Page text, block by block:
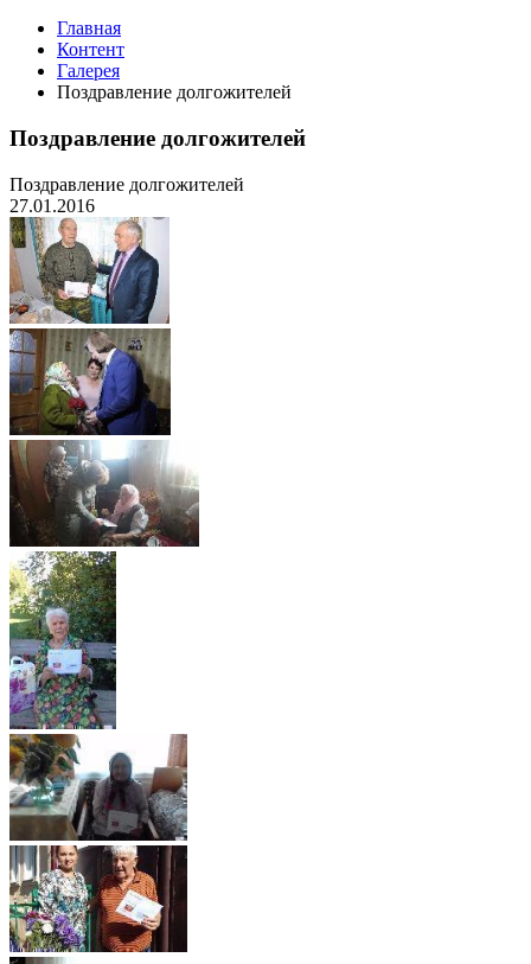
Главная
Контент
Галерея
Поздравление долгожителей
Поздравление долгожителей
Поздравление долгожителей
27.01.2016